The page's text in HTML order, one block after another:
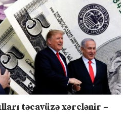
təcavüzə xərclənir –